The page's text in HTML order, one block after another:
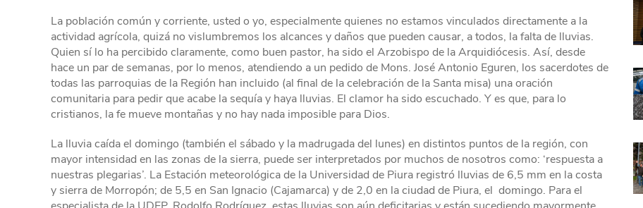
La población común y corriente, usted o yo, especialmente quienes no estamos vinculados directamente a la
actividad agrícola, quizá no vislumbremos los alcances y daños que pueden causar, a todos, la falta de lluvias.
Quien sí lo ha percibido claramente, como buen pastor, ha sido el Arzobispo de la Arquidiócesis. Así, desde
hace un par de semanas, por lo menos, atendiendo a un pedido de Mons. José Antonio Eguren, los sacerdotes de
todas las parroquias de la Región han incluido (al final de la celebración de la Santa misa) una oración
comunitaria para pedir que acabe la sequía y haya lluvias. El clamor ha sido escuchado. Y es que, para lo
cristianos, la fe mueve montañas y no hay nada imposible para Dios.
La lluvia caída el domingo (también el sábado y la madrugada del lunes) en distintos puntos de la región, con
mayor intensidad en las zonas de la sierra, puede ser interpretados por muchos de nosotros como: ‘respuesta a
nuestras plegarias’. La Estación meteorológica de la Universidad de Piura registró lluvias de 6,5 mm en la costa
y sierra de Morropón; de 5,5 en San Ignacio (Cajamarca) y de 2,0 en la ciudad de Piura, el domingo. Para el